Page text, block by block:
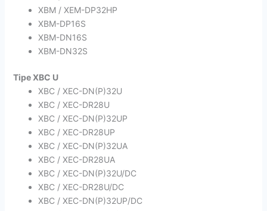
XBM / XEM-DP32HP
XBM-DP16S
XBM-DN16S
XBM-DN32S
Tipe XBC U
XBC / XEC-DN(P)32U
XBC / XEC-DR28U
XBC / XEC-DN(P)32UP
XBC / XEC-DR28UP
XBC / XEC-DN(P)32UA
XBC / XEC-DR28UA
XBC / XEC-DN(P)32U/DC
XBC / XEC-DR28U/DC
XBC / XEC-DN(P)32UP/DC